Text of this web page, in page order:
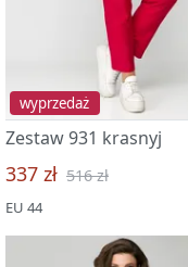
wyprzedaż
Zestaw 931 krasnyj
337 zł 516 zł
EU 44